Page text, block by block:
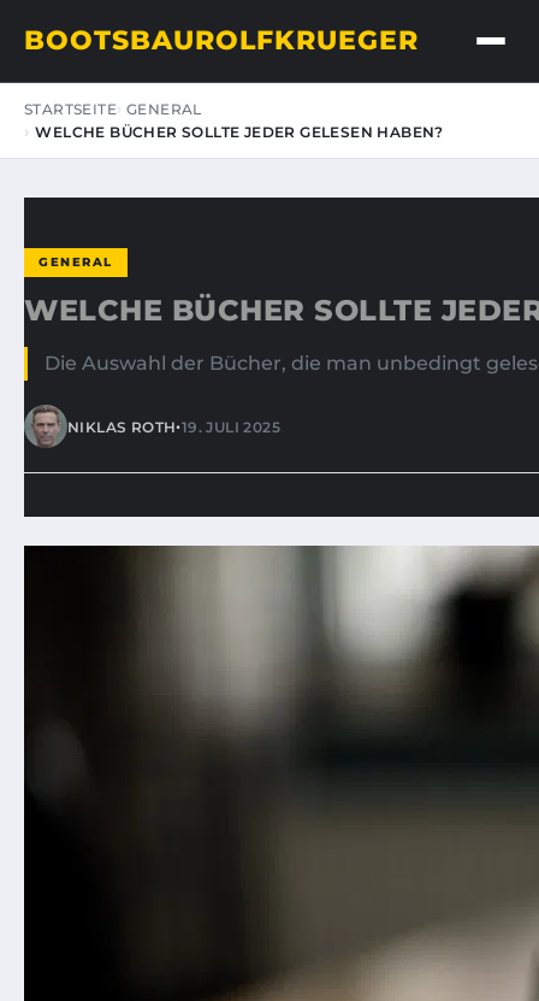
BOOTSBAUROLFKRUEGER
STARTSEITE GENERAL
WELCHE BÜCHER SOLLTE JEDER GELESEN HABEN?
GENERAL
WELCHE BÜCHER SOLLTE
Die Auswahl der Bücher, die man unbedingt
NIKLAS ROTH•19. JULI 2025